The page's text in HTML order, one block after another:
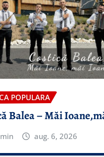
POPULARA
Balea – Măi
aug. 6, 2026